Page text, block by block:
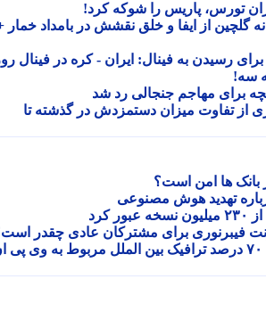
پاریس را شوکه کرد!
از ایفا و خلق نقشش در بامداد خمار +
به فینال: ایران - کره در فینال روز
برای مهاجم جنجالی رد شد
تفاوت میزان دستمزدش در گذشته تا
ها امن است؟
تهدید هوش مصنوعی
برای مشترکان عادی چقدر است؟
ارتباطات:۶۰ تا ۷۰ درصد ترافیک بین الملل مربوط به وی پی ان